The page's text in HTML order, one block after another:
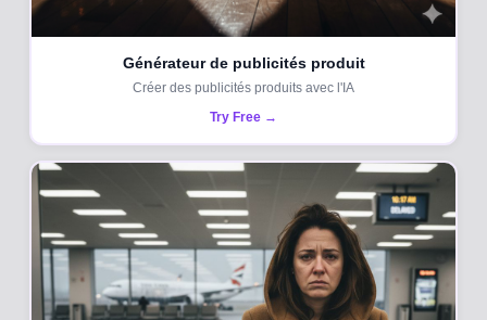
Générateur de publicités produit
Créer des publicités produits avec l'IA
Try Free →